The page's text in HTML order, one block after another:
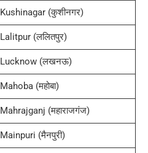
Kushinagar (कुशीनगर)
Lalitpur (ललितपुर)
Lucknow (लखनऊ)
Mahoba (महोबा)
Mahrajganj (महाराजगंज)
Mainpuri (मैनपुरी)